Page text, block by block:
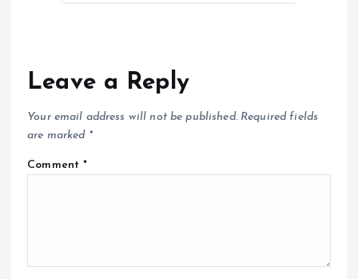
Leave a Reply
Your email address will not be published. Required fields
are marked *
Comment*